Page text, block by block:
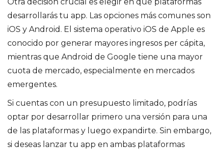
desarrollarás tu app. Las opciones más comunes son
iOS y Android. El sistema operativo iOS de Apple es
conocido por generar mayores ingresos per cápita,
mientras que Android de Google tiene una mayor
cuota de mercado, especialmente en mercados
emergentes.
Si cuentas con un presupuesto limitado, podrías
optar por desarrollar primero una versión para una
de las plataformas y luego expandirte. Sin embargo,
si deseas lanzar tu app en ambas plataformas